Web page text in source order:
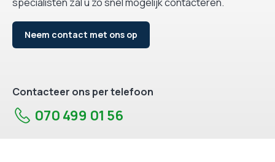
Neem contact met ons op
Contacteer ons per telefoon
070 499 01 56